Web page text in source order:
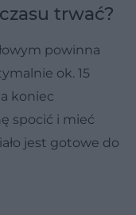
trwać?
powinna
ok. 15
koniec
spocić i mieć
jest gotowe do